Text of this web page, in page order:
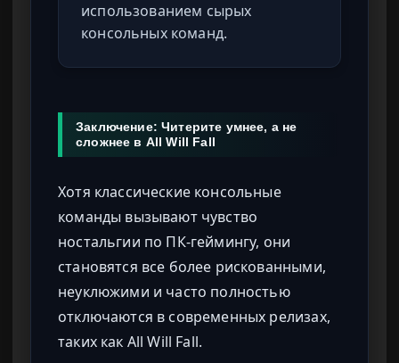
использованием сырых
консольных команд.
Заключение: Читерите умнее, а не
сложнее в All Will Fall
Хотя классические консольные
команды вызывают чувство
ностальгии по ПК-геймингу, они
становятся все более рискованными,
неуклюжими и часто полностью
отключаются в современных релизах,
таких как All Will Fall.